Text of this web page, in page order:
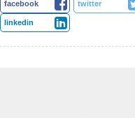
facebook twitter
linkedin